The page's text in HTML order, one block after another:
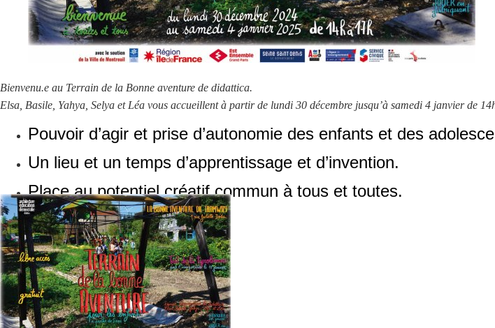
Bienvenu.e au Terrain de la Bonne aventure de didattica.
Elsa, Basile, Yahya, Selya et Léa vous accueillent à partir de lundi 30 décembre jusqu’à samedi 4 janvier de
Pouvoir d’agir et prise d’autonomie des enfants et des
Un lieu et un temps d’apprentissage et d’invention.
Place au potentiel créatif commun à tous et toutes.